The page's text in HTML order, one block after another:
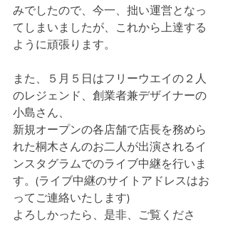
みでしたので、今一、拙い運営となっ
てしまいましたが、これから上達する
ように頑張ります。
また、５月５日はフリーウエイの２人
のレジェンド、創業者兼デザイナーの
小島さん、
新規オープンの各店舗で店長を務めら
れた桐木さんのお二人が出演されるイ
ンスタグラムでのライブ中継を行いま
す。(ライブ中継のサイトアドレスはお
ってご連絡いたします)
よろしかったら、是非、ご覧くださ